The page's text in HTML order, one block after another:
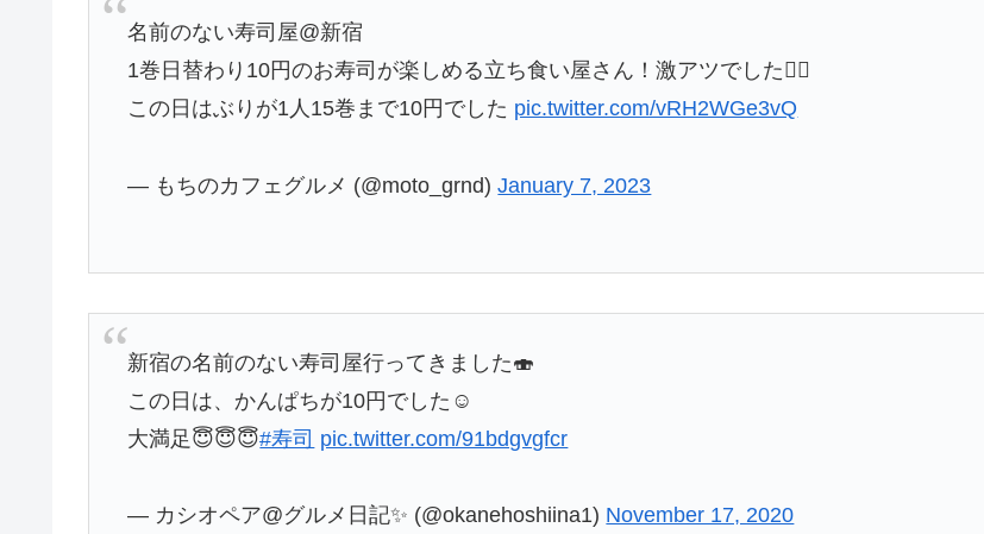
名前のない寿司屋@新宿
1巻日替わり10円のお寿司が楽しめる立ち食い屋さん！激アツでした🙋‍♀️
この日はぶりが1人15巻まで10円でした pic.twitter.com/vRH2WGe3vQ
— もちのカフェグルメ (@moto_grnd)January 7, 2023
新宿の名前のない寿司屋行ってきました🍣
この日は、かんぱちが10円でした☺️
大満足😇😇😇#寿司 pic.twitter.com/91bdgvgfcr
— カシオペア@グルメ日記✨ (@okanehoshiina1) November 17, 2020